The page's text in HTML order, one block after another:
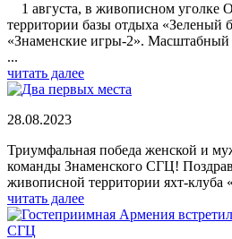
1 августа, в живописном уголке
территории базы отдыха «Зеленый
«Знаменские игры-2».
...
читать далее
28.08.2023
Триумфальная победа женской и
команды Знаменского СГЦ!
живописной территории яхт-клуба
читать далее